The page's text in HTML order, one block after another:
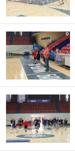
0
0